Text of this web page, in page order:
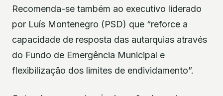
Recomenda-se também ao executivo liderado
por Luís Montenegro (PSD) que “reforce a
capacidade de resposta das autarquias através
do Fundo de Emergência Municipal e
flexibilização dos limites de endividamento”.